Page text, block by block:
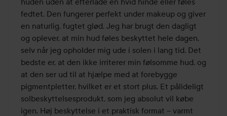
fedtet. Den fungerer perfekt under makeup og giver
en naturlig, fugtet glød. Jeg har brugt den dagligt
og oplever, at min hud føles beskyttet hele dagen,
selv når jeg opholder mig ude i solen i lang tid. Det
bedste er, at den ikke irriterer min følsomme hud, og
at den ser ud til at hjælpe med at forebygge
pigmentpletter, hvilket er et stort plus. Et pålideligt
solbeskyttelsesprodukt, som jeg absolut vil købe
igen. Høj beskyttelse i et praktisk format – varmt